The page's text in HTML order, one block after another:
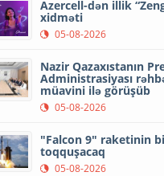
Azercell-dən illik
xidməti
05-08-2026
Nazir Qazaxıstanın
Administrasiyası
müavini ilə görüşüb
05-08-2026
"Falcon 9" raketinin
toqquşacaq
05-08-2026